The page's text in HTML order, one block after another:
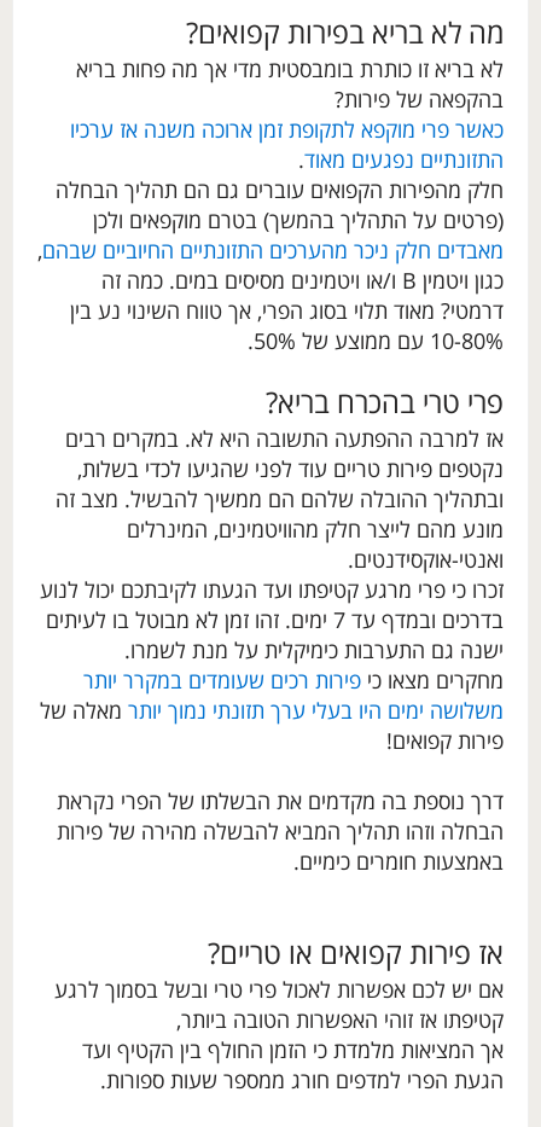
מה לא בריא בפירות קפואים?
לא בריא זו כותרת בומבסטית מדי אך מה פחות בריא
בהקפאה של פירות?
כאשר פרי מוקפא לתקופת זמן ארוכה משנה אז ערכיו
התזונתיים נפגעים מאוד.
חלק מהפירות הקפואים עוברים גם הם תהליך הבחלה
(פרטים על התהליך בהמשך) בטרם מוקפאים ולכן
מאבדים חלק ניכר מהערכים התזונתיים החיוביים שבהם,
כגון ויטמין B ו/או ויטמינים מסיסים במים. כמה זה
דרמטי? מאוד תלוי בסוג הפרי, אך טווח השינוי נע בין
10-80% עם ממוצע של 50%.
פרי טרי בהכרח בריא?
אז למרבה ההפתעה התשובה היא לא. במקרים רבים
נקטפים פירות טריים עוד לפני שהגיעו לכדי בשלות,
ובתהליך ההובלה שלהם הם ממשיך להבשיל. מצב זה
מונע מהם לייצר חלק מהוויטמינים, המינרלים
ואנטי-אוקסידנטים.
זכרו כי פרי מרגע קטיפתו ועד הגעתו לקיבתכם יכול לנוע
בדרכים ובמדף עד 7 ימים. זהו זמן לא מבוטל בו לעיתים
ישנה גם התערבות כימיקלית על מנת לשמרו.
מחקרים מצאו כי פירות רכים שעומדים במקרר יותר
משלושה ימים היו בעלי ערך תזונתי נמוך יותר מאלה של
פירות קפואים!
דרך נוספת בה מקדמים את הבשלתו של הפרי נקראת
הבחלה וזהו תהליך המביא להבשלה מהירה של פירות
באמצעות חומרים כימיים.
אז פירות קפואים או טריים?
אם יש לכם אפשרות לאכול פרי טרי ובשל בסמוך לרגע
קטיפתו אז זוהי האפשרות הטובה ביותר,
אך המציאות מלמדת כי הזמן החולף בין הקטיף ועד
הגעת הפרי למדפים חורג ממספר שעות ספורות.